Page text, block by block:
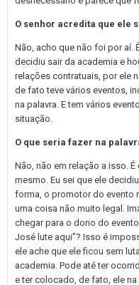
O senhor acredita que ele
Não, acho que não foi por aí.
decidiu sair da academia e
relações contratuais, por ele
de fato teve vários eventos,
na palavra. E tem vários
situação.
O que seria fazer na
Não, não em relação a isso.
mesmo. Eu sei que ele
forma, o promotor do evento
uma coisa não muito legal.
chegar para o dono do
José lute aqui"? Isso é
ele ache que ele ficou sem
academia. Pode até ter
e ter colocado, de fato, ele